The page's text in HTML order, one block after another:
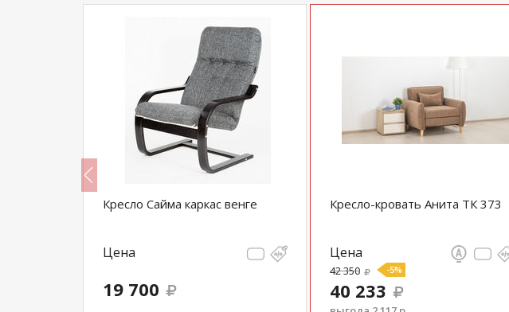
Кресло Сайма каркас венге
Цена
19 700
Кресло-кровать Анита ТК 373
Цена
42 350 -5%
40 233